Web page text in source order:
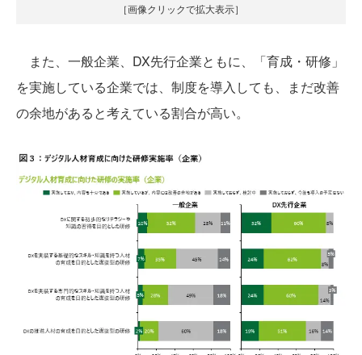
［画像クリックで拡大表示］
また、一般企業、DX先行企業ともに、「育成・研修」
を実施している企業では、制度を導入しても、まだ改善
の余地があると考えている割合が高い。